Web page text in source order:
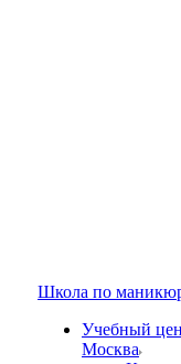
Школа по
Учебный
Москва